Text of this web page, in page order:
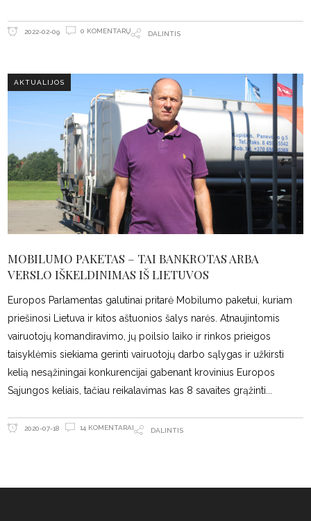
2022-02-09 0 KOMENTARŲ DALINTIS
AKTUALIJOS
MOBILUMO PAKETAS – TAI BANKROTAS ARBA
VERSLO IŠKELDINIMAS IŠ LIETUVOS
Europos Parlamentas galutinai pritarė Mobilumo paketui, kuriam
priešinosi Lietuva ir kitos aštuonios šalys narės. Atnaujintomis
vairuotojų komandiravimo, jų poilsio laiko ir rinkos prieigos
taisyklėmis siekiama gerinti vairuotojų darbo sąlygas ir užkirsti
kelią nesąžiningai konkurencijai gabenant krovinius Europos
Sąjungos keliais, tačiau reikalavimas kas 8 savaites grąžinti
2020-07-18 14 KOMENTARAI DALINTIS